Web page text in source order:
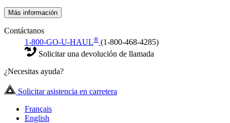
Más información
Contáctanos
1-800-GO-U-HAUL® (1-800-468-4285)
Solicitar una devolución de llamada
¿Necesitas ayuda?
Solicitar asistencia en carretera
Français
English